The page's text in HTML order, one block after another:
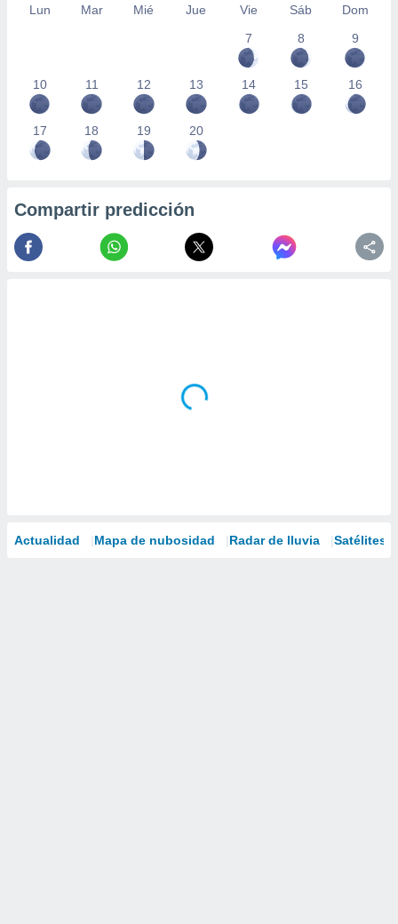
Lun Mar Mié Jue Vie Sáb
Dom
7
8 9
10 11 12 13 14 15 16
17 18 19 20
Compartir predicción
Actualidad Mapa de nubosidad Radar de lluvia Satélites